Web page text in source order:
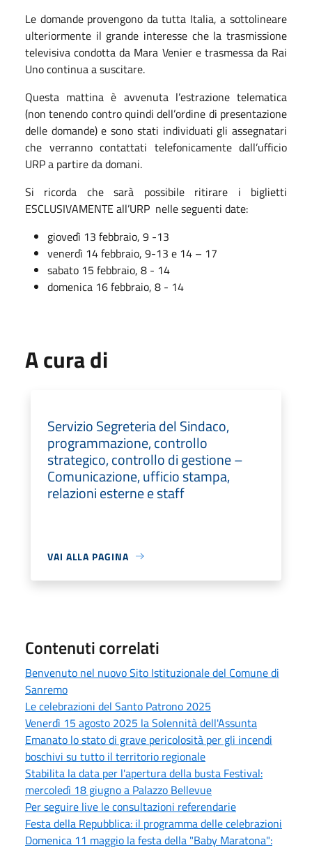
Le domande provengono da tutta Italia, a sottolineare
ulteriormente il grande interesse che la trasmissione
televisiva condotta da Mara Venier e trasmessa da Rai
Uno continua a suscitare.
Questa mattina è avvenuta l’estrazione telematica
(non tenendo contro quindi dell’ordine di presentazione
delle domande) e sono stati individuati gli assegnatari
che verranno contattati telefonicamente dall’ufficio
URP a partire da domani.
Si ricorda che sarà possibile ritirare i biglietti
ESCLUSIVAMENTE all’URP nelle seguenti date:
giovedì 13 febbraio, 9 -13
venerdì 14 febbraio, 9-13 e 14 – 17
sabato 15 febbraio, 8 - 14
domenica 16 febbraio, 8 - 14
A cura di
Servizio Segreteria del Sindaco,
programmazione, controllo
strategico, controllo di gestione –
Comunicazione, ufficio stampa,
relazioni esterne e staff
VAI ALLA PAGINA
Contenuti correlati
Benvenuto nel nuovo Sito Istituzionale del Comune di
Sanremo
Le celebrazioni del Santo Patrono 2025
Venerdì 15 agosto 2025 la Solennità dell'Assunta
Emanato lo stato di grave pericolosità per gli incendi
boschivi su tutto il territorio regionale
Stabilita la data per l'apertura della busta Festival:
mercoledì 18 giugno a Palazzo Bellevue
Per seguire live le consultazioni referendarie
Festa della Repubblica: il programma delle celebrazioni
Domenica 11 maggio la festa della "Baby Maratona":